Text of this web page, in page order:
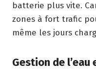
batterie plus vite.
zones à fort trafic
même les jours
Gestion de